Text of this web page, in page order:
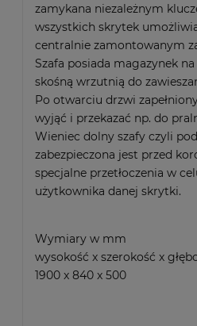
zamykana niezależnym
wszystkich skrytek
centralnie zamontowanym
Szafa posiada magazynek
skośną wrzutnią do
Po otwarciu drzwi
wyjąć i przekazać np. do
Wieniec dolny szafy czyli
zabezpieczona jest przed
specjalne przetłoczenia w
użytkownika danej skrytki.
Wymiary w mm
wysokość x szerokość x
1900 x 840 x 500